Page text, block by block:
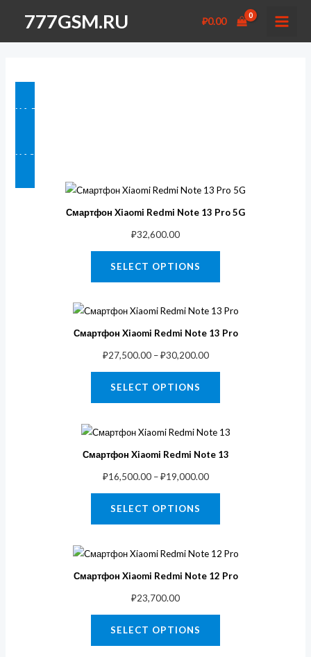
содержимому
777GSM.RU ₽0.00
НА ГЛАВНУЮ
НАЗАД В ТЕЛЕФОНЫ
Смартфон Xiaomi Redmi Note 13 Pro 5G
₽32,600.00
SELECT OPTIONS
Смартфон Xiaomi Redmi Note 13 Pro
₽27,500.00–₽30,200.00
SELECT OPTIONS
Смартфон Xiaomi Redmi Note 13
₽16,500.00–₽19,000.00
SELECT OPTIONS
Смартфон Xiaomi Redmi Note 12 Pro
₽23,700.00
SELECT OPTIONS